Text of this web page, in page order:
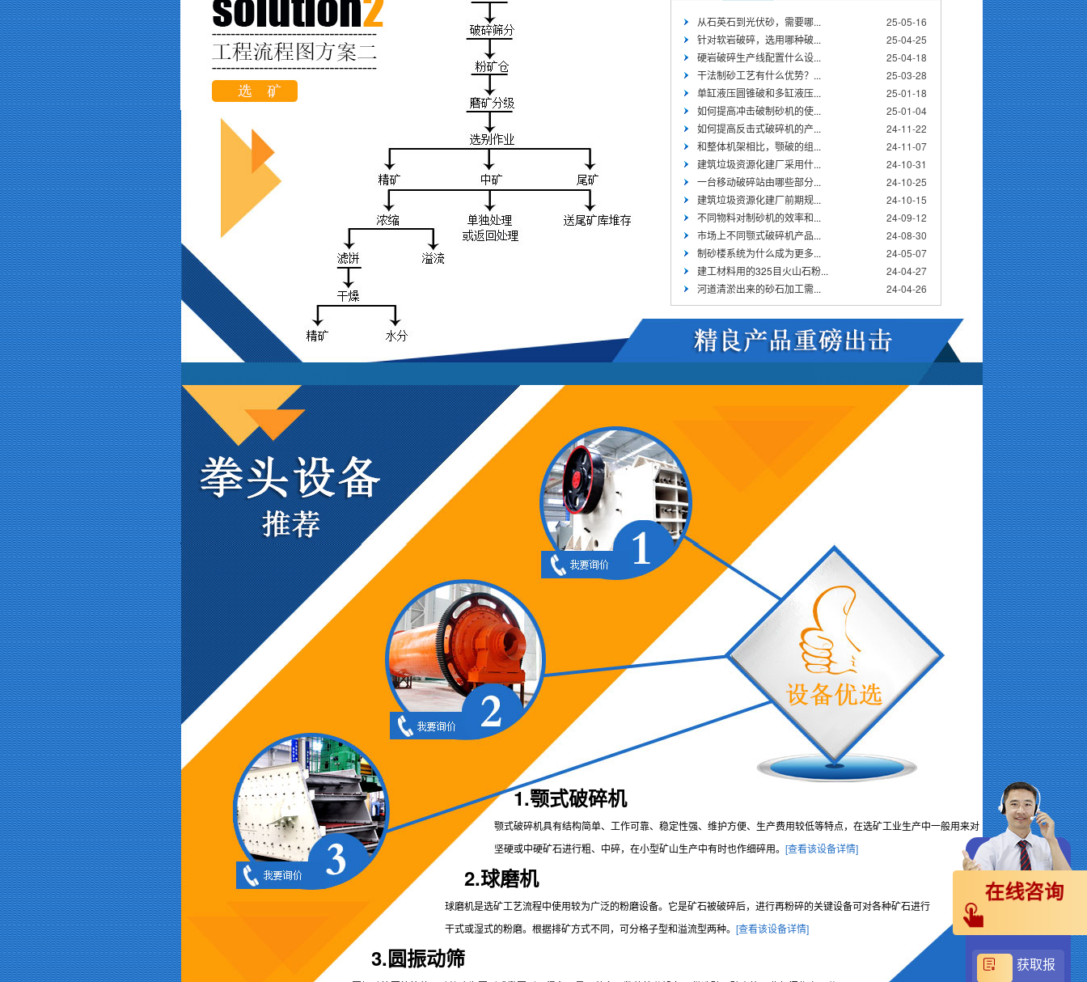
25-05-16
从石英石到光伏砂，需要哪...
25-04-25
针对软岩破碎，选用哪种破...
25-04-18
硬岩破碎生产线配置什么设...
25-03-28
干法制砂工艺有什么优势？...
25-01-18
单缸液压圆锥破和多缸液压...
25-01-04
如何提高冲击破制砂机的使...
24-11-22
如何提高反击式破碎机的产...
24-11-07
和整体机架相比，颚破的组...
24-10-31
建筑垃圾资源化建厂采用什...
24-10-25
一台移动破碎站由哪些部分...
24-10-15
建筑垃圾资源化建厂前期规...
24-09-12
不同物料对制砂机的效率和...
24-08-30
市场上不同颚式破碎机产品...
24-05-07
制砂楼系统为什么成为更多...
24-04-27
建工材料用的325目火山石粉...
24-04-26
河道清淤出来的砂石加工需...
1.颚式破碎机
颚式破碎机具有结构简单、工作可靠、稳定性强、维护方便、生产费用较低等特点，在选矿工业生产中一般用来对
坚硬或中硬矿石进行粗、中碎，在小型矿山生产中有时也作细碎用。 [查看该设备详情]
2.球磨机
球磨机是选矿工艺流程中使用较为广泛的粉磨设备。它是矿石被破碎后，进行再粉碎的关键设备可对各种矿石进行
干式或湿式的粉磨。根据排矿方式不同，可分格子型和溢流型两种。 [查看该设备详情]
3.圆振动筛
在线咨询
获取报